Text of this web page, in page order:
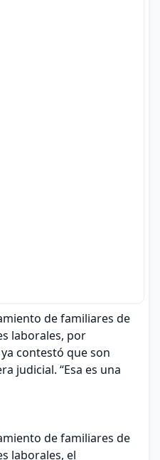
de familiares de
laborales, por
contestó que son
judicial. “Esa es una
de familiares de
laborales, el